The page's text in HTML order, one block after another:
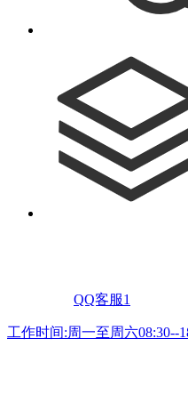
QQ客服1
工作时间:周一至周六08:30--